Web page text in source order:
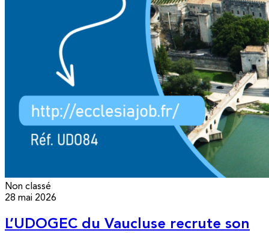
Non classé
28 mai 2026
L’UDOGEC du Vaucluse recrute son